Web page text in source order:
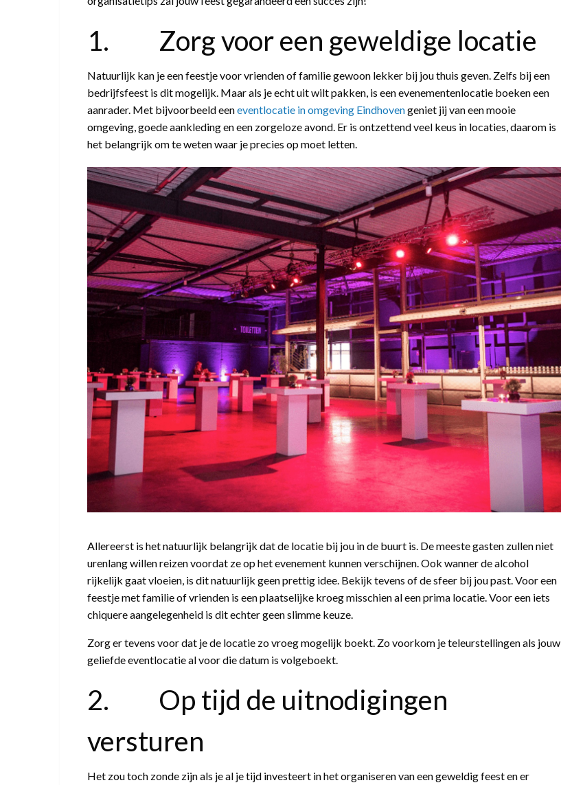
1. Zorg voor een geweldige locatie
Natuurlijk kan je een feestje voor vrienden of familie gewoon lekker bij jou thuis geven. Zelfs bij een
bedrijfsfeest is dit mogelijk. Maar als je echt uit wilt pakken, is een evenementenlocatie boeken een
aanrader. Met bijvoorbeeld eeneventlocatie in omgeving Eindhovengeniet jij van een mooie
omgeving, goede aankleding en een zorgeloze avond. Er is ontzettend veel keus in locaties, daarom is
het belangrijk om te weten waar je precies op moet letten.
Allereerst is het natuurlijk belangrijk dat de locatie bij jou in de buurt is. De meeste gasten zullen niet
urenlang willen reizen voordat ze op het evenement kunnen verschijnen. Ook wanner de alcohol
rijkelijk gaat vloeien, is dit natuurlijk geen prettig idee. Bekijk tevens of de sfeer bij jou past. Voor een
feestje met familie of vrienden is een plaatselijke kroeg misschien al een prima locatie. Voor een iets
chiquere aangelegenheid is dit echter geen slimme keuze.
Zorg er tevens voor dat je de locatie zo vroeg mogelijk boekt. Zo voorkom je teleurstellingen als jouw
geliefde eventlocatie al voor die datum is volgeboekt.
2. Op tijd de uitnodigingen
versturen
Het zou toch zonde zijn als je al je tijd investeert in het organiseren van een geweldig feest en er